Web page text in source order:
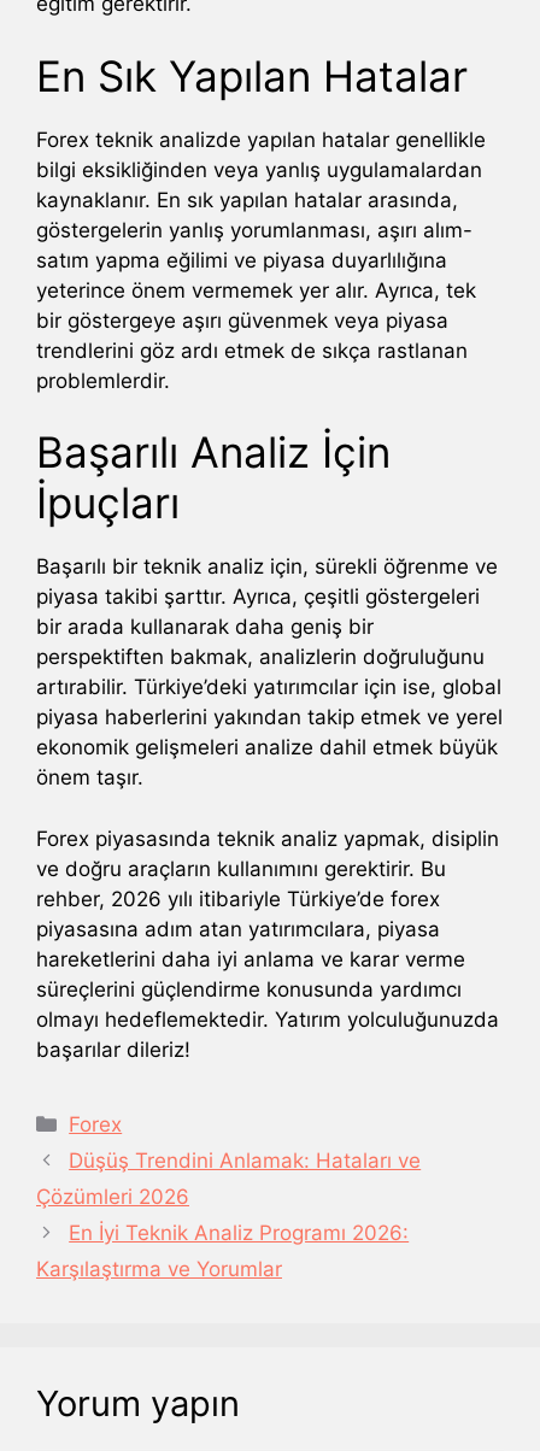
En Sık Yapılan Hatalar
Forex teknik analizde yapılan hatalar genellikle
bilgi eksikliğinden veya yanlış uygulamalardan
kaynaklanır. En sık yapılan hatalar arasında,
göstergelerin yanlış yorumlanması, aşırı alım-
satım yapma eğilimi ve piyasa duyarlılığına
yeterince önem vermemek yer alır. Ayrıca, tek
bir göstergeye aşırı güvenmek veya piyasa
trendlerini göz ardı etmek de sıkça rastlanan
problemlerdir.
Başarılı Analiz İçin
İpuçları
Başarılı bir teknik analiz için, sürekli öğrenme ve
piyasa takibi şarttır. Ayrıca, çeşitli göstergeleri
bir arada kullanarak daha geniş bir
perspektiften bakmak, analizlerin doğruluğunu
artırabilir. Türkiye’deki yatırımcılar için ise, global
piyasa haberlerini yakından takip etmek ve yerel
ekonomik gelişmeleri analize dahil etmek büyük
önem taşır.
Forex piyasasında teknik analiz yapmak, disiplin
ve doğru araçların kullanımını gerektirir. Bu
rehber, 2026 yılı itibariyle Türkiye’de forex
piyasasına adım atan yatırımcılara, piyasa
hareketlerini daha iyi anlama ve karar verme
süreçlerini güçlendirme konusunda yardımcı
olmayı hedeflemektedir. Yatırım yolculuğunuzda
başarılar dileriz!
Kategoriler
Forex
Düşüş Trendini Anlamak: Hataları ve
Çözümleri 2026
En İyi Teknik Analiz Programı 2026:
Karşılaştırma ve Yorumlar
Yorum yapın